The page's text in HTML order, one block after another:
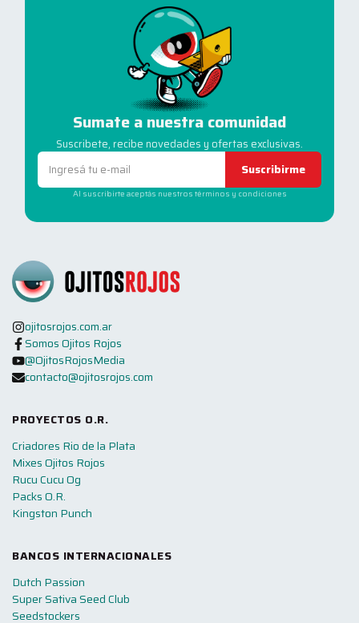
Sumate a nuestra comunidad
Suscribete, recibe novedades y ofertas exclusivas.
Suscribirme
Al suscribirte aceptás nuestros términos y condiciones
ojitosrojos.com.ar
Somos Ojitos Rojos
@OjitosRojosMedia
contacto@ojitosrojos.com
PROYECTOS O.R.
Criadores Rio de la Plata
Mixes Ojitos Rojos
Rucu Cucu Og
Packs O.R.
Kingston Punch
BANCOS INTERNACIONALES
Dutch Passion
Super Sativa Seed Club
Seedstockers